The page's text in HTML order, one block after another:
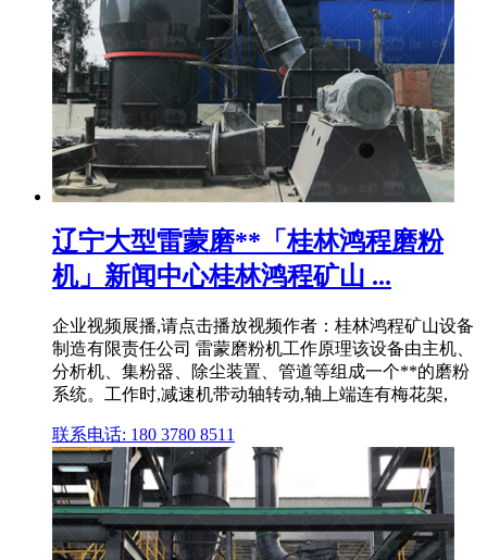
辽宁大型雷蒙磨**「桂林鸿程磨粉
机」新闻中心桂林鸿程矿山 ...
企业视频展播,请点击播放视频作者：桂林鸿程矿山设备
制造有限责任公司 雷蒙磨粉机工作原理该设备由主机、
分析机、集粉器、除尘装置、管道等组成一个**的磨粉
系统。工作时,减速机带动轴转动,轴上端连有梅花架,
联系电话: 180 3780 8511